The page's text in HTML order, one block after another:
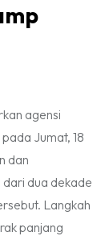
agensi
Jumat, 18
dan
dua dekade
Langkah
panjang